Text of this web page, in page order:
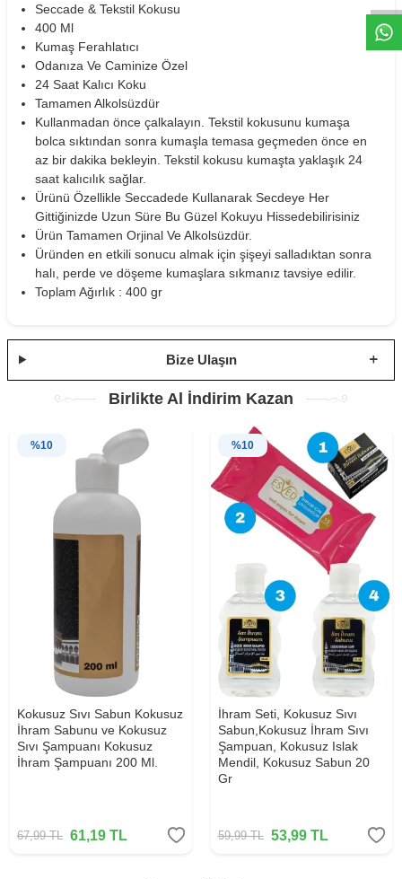
Seccade & Tekstil Kokusu
400 Ml
Kumaş Ferahlatıcı
Odanıza Ve Caminize Özel
24 Saat Kalıcı Koku
Tamamen Alkolsüzdür
Kullanmadan önce çalkalayın. Tekstil kokusunu kumaşa
bolca sıktından sonra kumaşla temasa geçmeden önce en
az bir dakika bekleyin. Tekstil kokusu kumaşta yaklaşık 24
saat kalıcılık sağlar.
Ürünü Özellikle Seccadede Kullanarak Secdeye Her
Gittiğinizde Uzun Süre Bu Güzel Kokuyu Hissedebilirisiniz
Ürün Tamamen Orjinal Ve Alkolsüzdür.
Üründen en etkili sonucu almak için şişeyi salladıktan sonra
halı, perde ve döşeme kumaşlara sıkmanız tavsiye edilir.
Toplam Ağırlık : 400 gr
Bize Ulaşın
Birlikte Al İndirim Kazan
%10
Kokusuz Sıvı Sabun Kokusuz
İhram Sabunu ve Kokusuz
Sıvı Şampuanı Kokusuz
İhram Şampuanı 200 Ml.
67,99TL 61,19 TL
%10
İhram Seti, Kokusuz Sıvı
Sabun,Kokusuz İhram Sıvı
Şampuan, Kokusuz Islak
Mendil, Kokusuz Sabun 20
Gr
59,99TL 53,99TL